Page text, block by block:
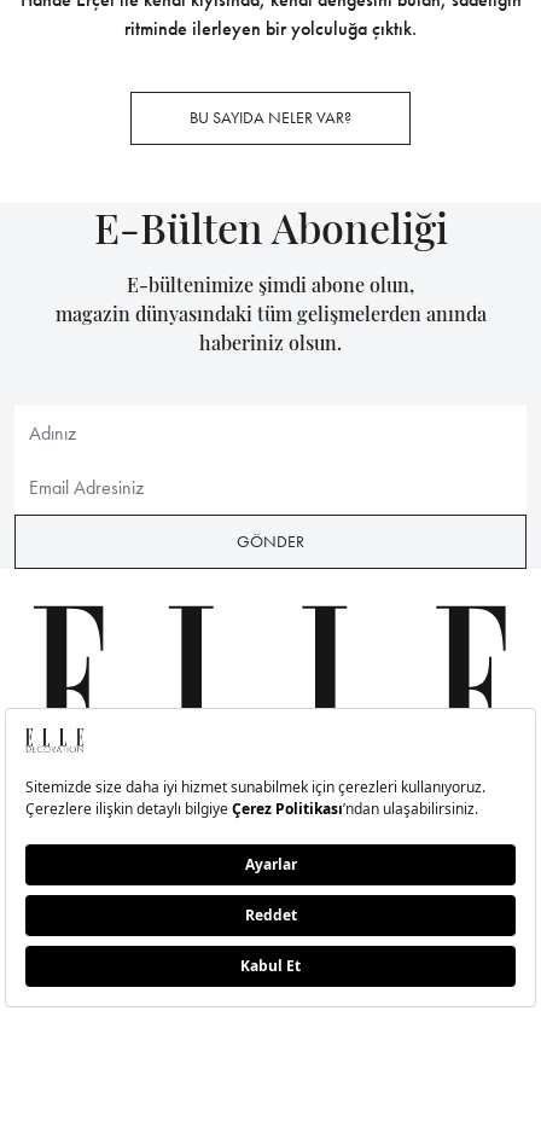
ritminde ilerleyen bir yolculuğa çıktık.
BU SAYIDA NELER VAR?
E-Bülten Aboneliği
E-bültenimize şimdi abone olun,
magazin dünyasındaki tüm gelişmelerden anında
haberiniz olsun.
GÖNDER
MODA
Moda Haberleri
Trend
Stil
Defile
ETKLINLIK
Elle Etkinlikleri
Makyaj
Cilt
Parfüm